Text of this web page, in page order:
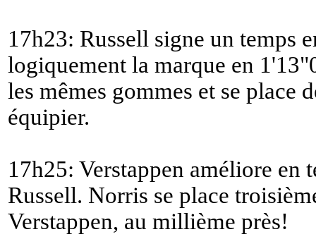
17h23: Russell signe un temps
logiquement la marque en
les mêmes gommes et se place
équipier.
17h25: Verstappen améliore en
Russell. Norris se place
Verstappen, au millième près!